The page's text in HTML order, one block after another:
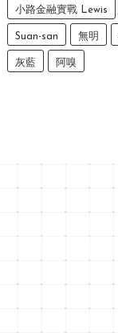
小路金融實戰 Lewis
Suan-san 無明
灰藍 阿嗅